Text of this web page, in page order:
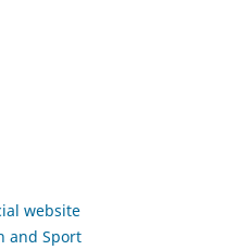
website
and Sport